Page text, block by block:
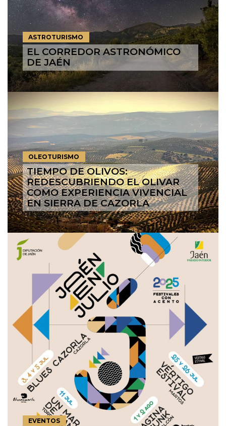
ASTROTURISMO
EL CORREDOR ASTRONÓMICO
DE JAÉN
OLEOTURISMO
TIEMPO DE OLIVOS:
REDESCUBRIENDO EL OLIVAR
COMO EXPERIENCIA VIVENCIAL
EN SIERRA DE CAZORLA
EVENTOS